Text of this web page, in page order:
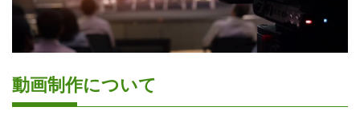
動画制作について